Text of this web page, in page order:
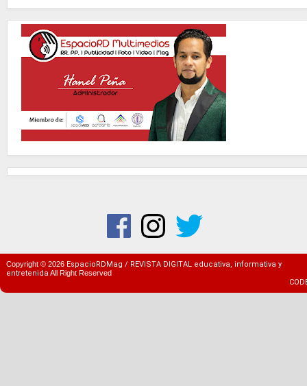
Copyright © 2026 EspacioRDMag / REVISTA DIGITAL educativa, informativa y
entretenidaAll Right Reserved